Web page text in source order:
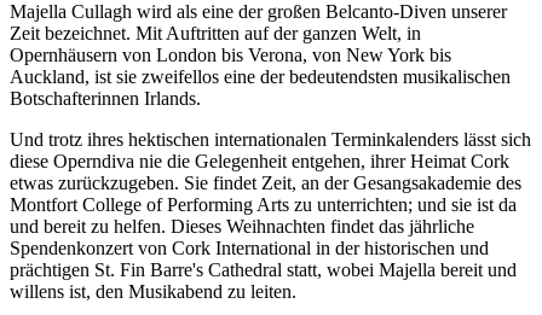
Majella Cullagh wird als eine der großen Belcanto-Diven unserer
Zeit bezeichnet. Mit Auftritten auf der ganzen Welt, in
Opernhäusern von London bis Verona, von New York bis
Auckland, ist sie zweifellos eine der bedeutendsten musikalischen
Botschafterinnen Irlands.
Und trotz ihres hektischen internationalen Terminkalenders lässt sich
diese Operndiva nie die Gelegenheit entgehen, ihrer Heimat Cork
etwas zurückzugeben. Sie findet Zeit, an der Gesangsakademie des
Montfort College of Performing Arts zu unterrichten; und sie ist da
und bereit zu helfen. Dieses Weihnachten findet das jährliche
Spendenkonzert von Cork International in der historischen und
prächtigen St. Fin Barre's Cathedral statt, wobei Majella bereit und
willens ist, den Musikabend zu leiten.